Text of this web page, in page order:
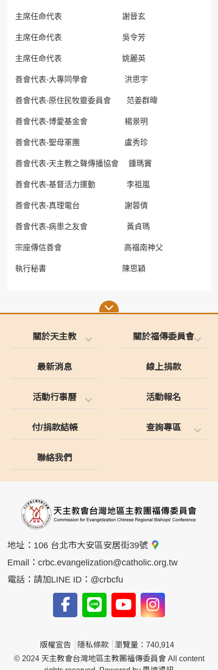
主席任命代表 謝晉玄
主席任命代表 吳令芳
主席任命代表 姚麗英
善會代表-大專同學會 洪思宇
善會代表-原住民牧靈委員會 范姜群暐
善會代表-博愛基金會 楊景明
善會代表-聖母軍團 盧秀珍
善會代表-天主教之聲傳播協會 鍾瑪竇
善會代表-基督活力運動 李祖嵐
善會代表-真理電台 謝蓉倩
善會代表-病患之友會 黃貞瑪
宗座傳信善會 高福南神父
執行秘書 陳思穎
關於天主教 關於福傳委員會
最新消息 線上捐款
活動行事曆 活動報名
付/捐款結帳 查詢專區
聯絡我們
地址： 106 台北市大安區安居街39號
Email： crbc.evangelization@catholic.org.tw
電話： 請加LINE ID：@crbcfu
版權宣告 隱私條款
瀏覽量：740,914
© 2024 天主教會台灣地區主教團福傳委員會 All content